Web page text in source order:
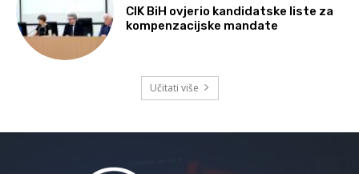
CIK BiH ovjerio kandidatske liste za
kompenzacijske mandate
Učitati više